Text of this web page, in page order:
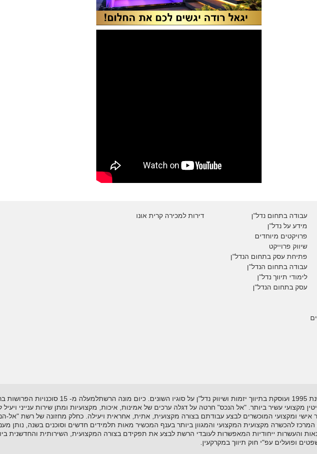
דירות למכירה קרית אונו
עבודה בתחום נדל"ן
מידע על נדל"ן
פרויקטים מיוחדים
שיווק פרוייקט
פתיחת עסק בתחום הנדל"ן
עבודה בתחום הנדל"ן
לימודי תיווך נדל"ן
עסק בתחום הנדל"ן
רשת "אל-הנכס" נוסדה בשנת 1995 ועוסקת בתיווך יזמות
מקצועי עשיר ביותר. "אל הנכס" חרטה על דגלה ערכים של אמינות, איכות, מקצועיות ומתן שירות ענייני
אישי ומקצועי המוכשרים לבצע עבודתם בצורה מקצועית, אתית, אחראית ויעילה. כחלק מחזונה של רשת "אל-
להכשרה מקצועית המקצועי והמגוון ביותר בענף המכשיר מאות תלמידים חדשים וסוכנים בשנה, נותן
והעשרות ייחודיות המאפשרות לעובדי הרשת לבצע את תפקידם בצורה המקצועית, השירותית והחדשנית
ופועלים עפ"י חוק תיווך במקרקעין.